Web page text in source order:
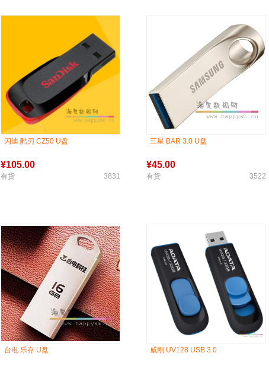
闪迪 酷刃 CZ50 U盘
¥105.00
有货 3831
三星 BAR 3.0 U盘
¥45.00
有货 3522
台电 乐存 U盘 威刚 UV128 USB 3.0